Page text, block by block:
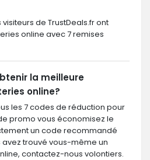
de TrustDeals.fr ont
online avec 7 remises
la meilleure
online?
les 7 codes de réduction pour
promo vous économisez le
un code recommandé
avez trouvé vous-même un
contactez-nous volontiers.